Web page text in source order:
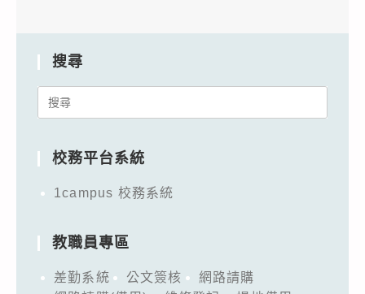
搜尋
Search
校務平台系統
1campus 校務系統
教職員專區
差勤系統 公文簽核
網路請購